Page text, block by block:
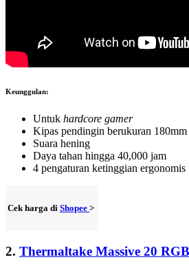
Keunggulan:
Untuk hardcore gamer
Kipas pendingin berukuran 180mm
Suara hening
Daya tahan hingga 40,000 jam
4 pengaturan ketinggian ergonomis
Cek harga di Shopee >
2. Thermaltake Massive 20